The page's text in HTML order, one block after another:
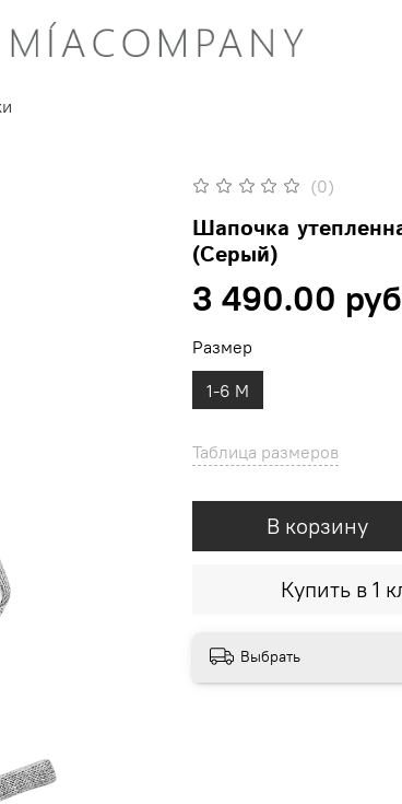
(0)
Шапочка
(Серый)
3 490.00
Таблица размеров
В корзину
Купить в 1
Размер
1-6 М
Выбрать